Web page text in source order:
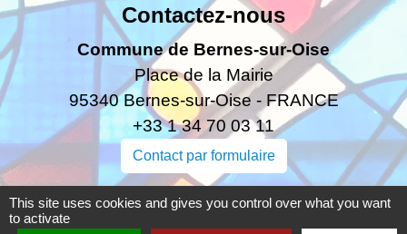
Contactez-nous
Commune de Bernes-sur-Oise
Place de la Mairie
95340 Bernes-sur-Oise - FRANCE
+33 1 34 70 03 11
Contact par formulaire
This site uses cookies and gives you control over what you want
to activate